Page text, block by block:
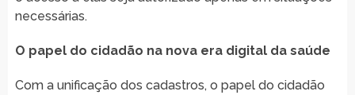
necessárias.
O papel do cidadão na nova era digital da saúde
Com a unificação dos cadastros, o papel do cidadão